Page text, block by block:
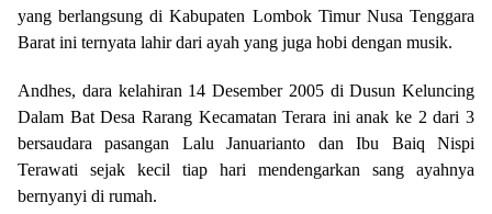
yang berlangsung di Kabupaten Lombok Timur Nusa Tenggara
Barat ini ternyata lahir dari ayah yang juga hobi dengan musik.
Andhes, dara kelahiran 14 Desember 2005 di Dusun Keluncing
Dalam Bat Desa Rarang Kecamatan Terara ini anak ke 2 dari 3
bersaudara pasangan Lalu Januarianto dan Ibu Baiq Nispi
Terawati sejak kecil tiap hari mendengarkan sang ayahnya
bernyanyi di rumah.